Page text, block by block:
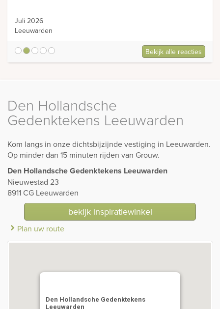
Bekijk alle reacties
Juli 2026
Leeuwarden
Den Hollandsche
Gedenktekens Leeuwarden
Kom langs in onze dichtsbijzijnde vestiging in Leeuwarden.
Op minder dan 15 minuten rijden van Grouw.
Den Hollandsche Gedenktekens Leeuwarden
Nieuwestad 23
8911 CG Leeuwarden
bekijk inspiratiewinkel
Plan uw route
Den Hollandsche Gedenktekens
Leeuwarden